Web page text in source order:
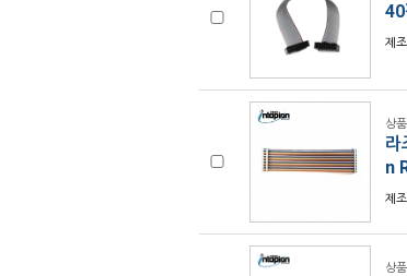
제
상
라
n
제
상